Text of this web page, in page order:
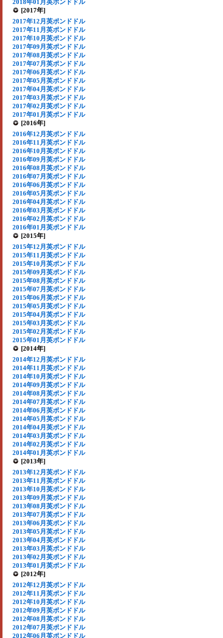
2018年01月英ポンドドル
[2017年]
2017年12月英ポンドドル
2017年11月英ポンドドル
2017年10月英ポンドドル
2017年09月英ポンドドル
2017年08月英ポンドドル
2017年07月英ポンドドル
2017年06月英ポンドドル
2017年05月英ポンドドル
2017年04月英ポンドドル
2017年03月英ポンドドル
2017年02月英ポンドドル
2017年01月英ポンドドル
[2016年]
2016年12月英ポンドドル
2016年11月英ポンドドル
2016年10月英ポンドドル
2016年09月英ポンドドル
2016年08月英ポンドドル
2016年07月英ポンドドル
2016年06月英ポンドドル
2016年05月英ポンドドル
2016年04月英ポンドドル
2016年03月英ポンドドル
2016年02月英ポンドドル
2016年01月英ポンドドル
[2015年]
2015年12月英ポンドドル
2015年11月英ポンドドル
2015年10月英ポンドドル
2015年09月英ポンドドル
2015年08月英ポンドドル
2015年07月英ポンドドル
2015年06月英ポンドドル
2015年05月英ポンドドル
2015年04月英ポンドドル
2015年03月英ポンドドル
2015年02月英ポンドドル
2015年01月英ポンドドル
[2014年]
2014年12月英ポンドドル
2014年11月英ポンドドル
2014年10月英ポンドドル
2014年09月英ポンドドル
2014年08月英ポンドドル
2014年07月英ポンドドル
2014年06月英ポンドドル
2014年05月英ポンドドル
2014年04月英ポンドドル
2014年03月英ポンドドル
2014年02月英ポンドドル
2014年01月英ポンドドル
[2013年]
2013年12月英ポンドドル
2013年11月英ポンドドル
2013年10月英ポンドドル
2013年09月英ポンドドル
2013年08月英ポンドドル
2013年07月英ポンドドル
2013年06月英ポンドドル
2013年05月英ポンドドル
2013年04月英ポンドドル
2013年03月英ポンドドル
2013年02月英ポンドドル
2013年01月英ポンドドル
[2012年]
2012年12月英ポンドドル
2012年11月英ポンドドル
2012年10月英ポンドドル
2012年09月英ポンドドル
2012年08月英ポンドドル
2012年07月英ポンドドル
2012年06月英ポンドドル